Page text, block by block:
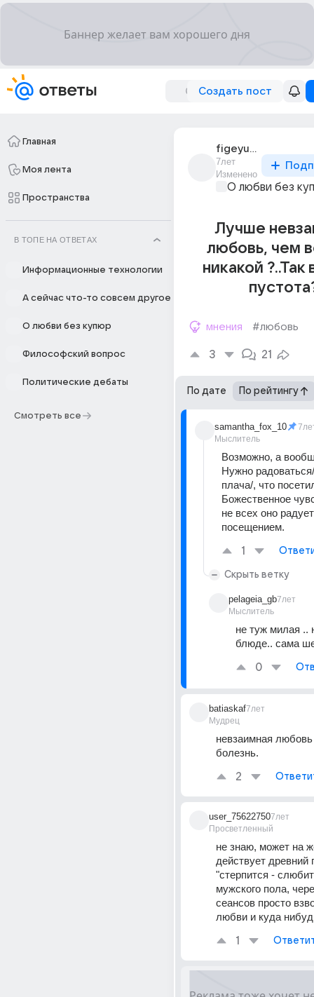
Создать пост
Главная
Моя лента
Пространства
В ТОПЕ НА ОТВЕТАХ
Информационные технологии
А сейчас что-то совсем другое
О любви без купюр
Философский вопрос
Политические дебаты
Смотреть все
figeyu_stebya_alya
7лет
Изменено
О любви без
Лучше
любовь, чем
никакой
мнения #любовь
3 21
По дате По рейтингу
samantha_fox_10
Мыслитель
Возможно, а
Нужно
плача/, что
Божественное
не всех оно
посещением.
1
Скрыть ветку
pelageia_gb
Мыслитель
7лет
не туж милая ..
блюде.. сама
0
batiaskaf
Мудрец
7лет
невзаимная любовь
болезнь.
2
user_75622750
Просветленный
7лет
не знаю, может на
действует древний
"стерпится -
мужского пола,
сеансов просто
любви и куда
1